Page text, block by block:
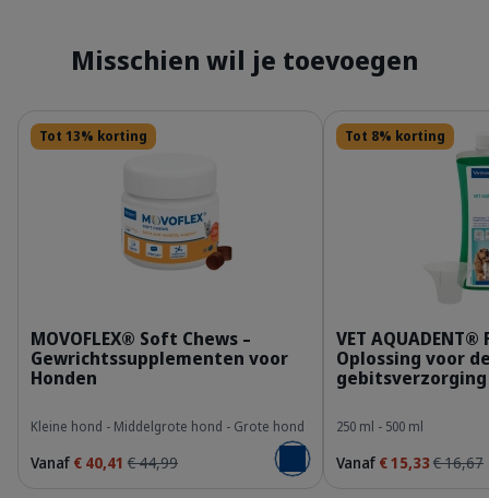
Misschien wil je toevoegen
Tot 13% korting
MOVOFLEX® Soft Chews –
Gewrichtssupplementen voor
Honden
Kleine hond - Middelgrote hond - Grote hond
Vanaf € 40,41 € 44,99 Voeg toe aan winkelmandje
Details
Tot 8% korting
VET AQUADENT®
Oplossing voor
gebitsverzorging
250 ml - 500 ml
Vanaf € 15,33€ 16,67
Details